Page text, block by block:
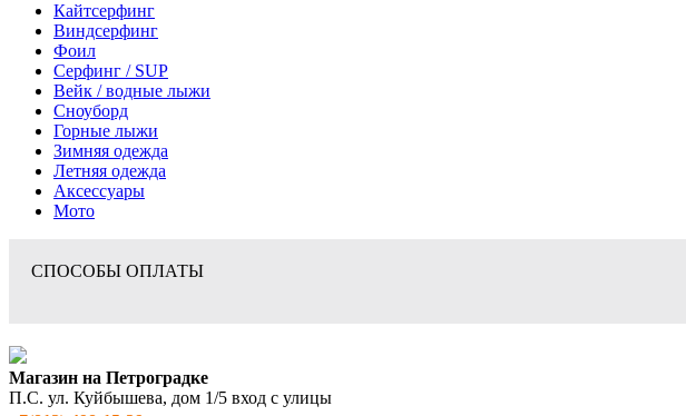
Кайтсерфинг
Виндсерфинг
Фоил
Серфинг / SUP
Вейк / водные лыжи
Сноуборд
Горные лыжи
Зимняя одежда
Летняя одежда
Аксессуары
Мото
СПОСОБЫ ОПЛАТЫ
Магазин на Петроградке
П.С. ул. Куйбышева, дом 1/5 вход с улицы